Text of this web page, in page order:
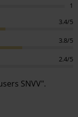
1
3.4/5
3.8/5
2.4/5
SNVV".